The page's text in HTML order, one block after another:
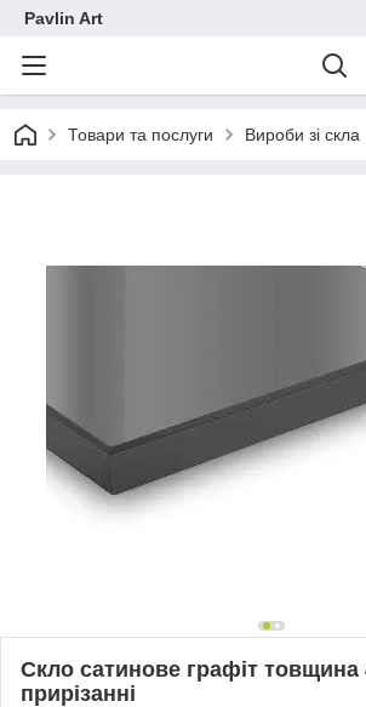
Pavlin Art
Товари та послуги Вироби зі скла
Скло сатинове графіт
прирізанні